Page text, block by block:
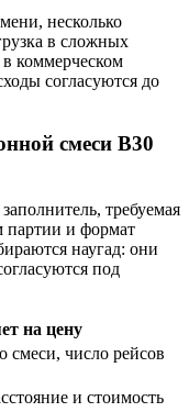
несколько
в сложных
коммерческом
согласуются до
смеси В30
требуемая
партии и формат
наугад: они
под
на цену
смеси, число рейсов
и стоимость